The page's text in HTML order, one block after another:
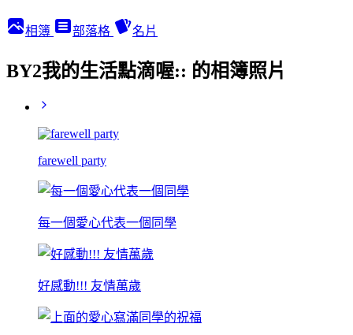
相簿 部落格 名片
BY2我的生活點滴喔:: 的相簿照片
farewell party
每一個愛心代表一個同學
好感動!!! 友情萬歲